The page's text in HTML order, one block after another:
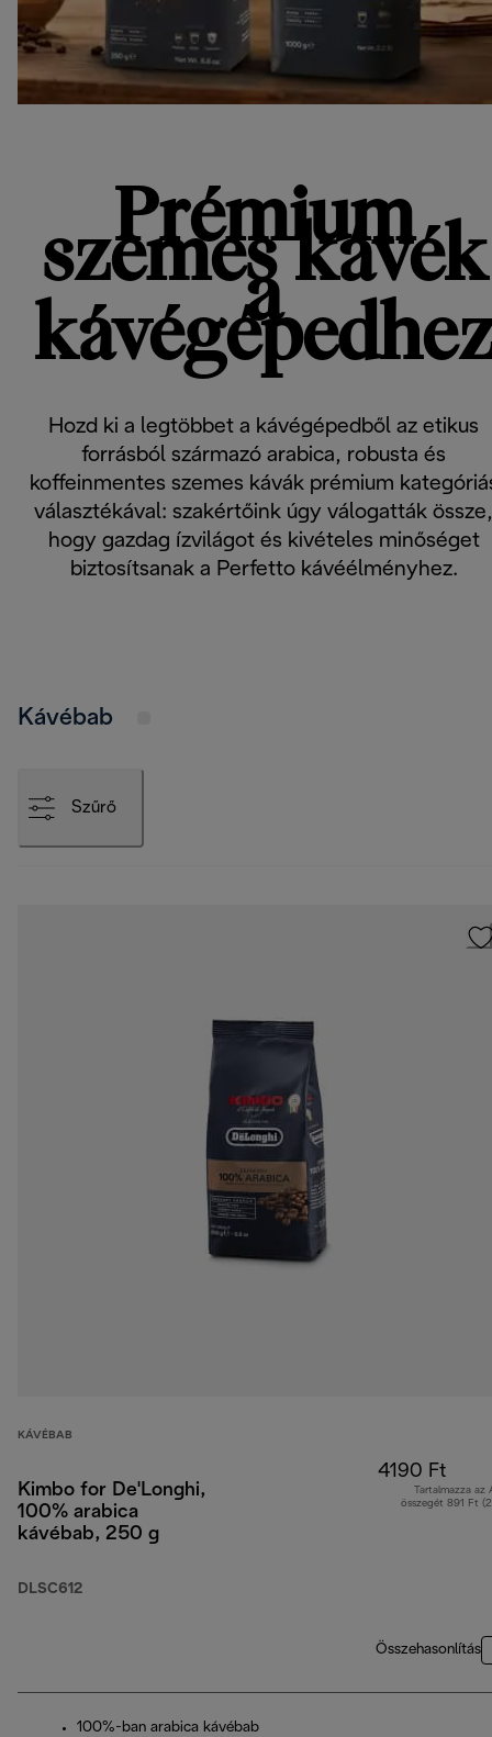
Prémium
szemes kávék
a
Hozd ki a legtöbbet a kávégépedből az etikus
forrásból származó arabica, robusta és
koffeinmentes szemes kávák prémium
választékával: szakértőink úgy válogatták össze,
hogy gazdag ízvilágot és kivételes minőséget
biztosítsanak a Perfetto kávéélményhez.
Kávébab
Szűrő
KÁVÉBAB
Kimbo for De'Longhi,
100% arabica
kávébab, 250 g
DLSC612
4190 Ft
Tartalmazza az
összegét 891 Ft
Összehasonlítás
100%-ban arabica kávébab